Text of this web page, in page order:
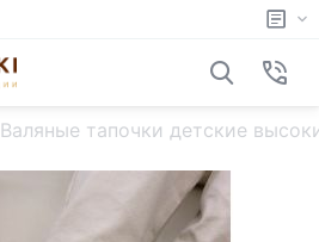
Валяные тапочки детские